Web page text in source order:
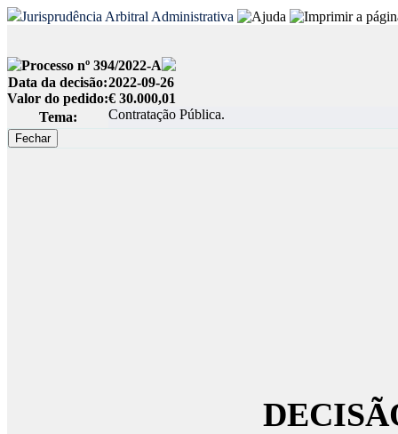
Jurisprudência Arbitral Administrativa
Processo nº 394/2022-A
Data da decisão:2022-09-26
Valor do pedido:€ 30.000,01
Tema:
Contratação Pública.